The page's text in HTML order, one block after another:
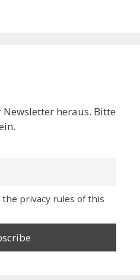
heraus. Bitte
privacy rules of this